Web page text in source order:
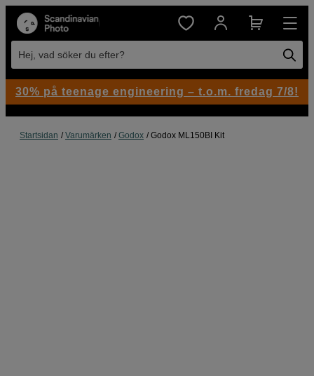
Hej, vad söker du efter?
Startsidan Varumärken Godox Godox ML150BI Kit
30% på teenage engineering – t.o.m. fredag 7/8!